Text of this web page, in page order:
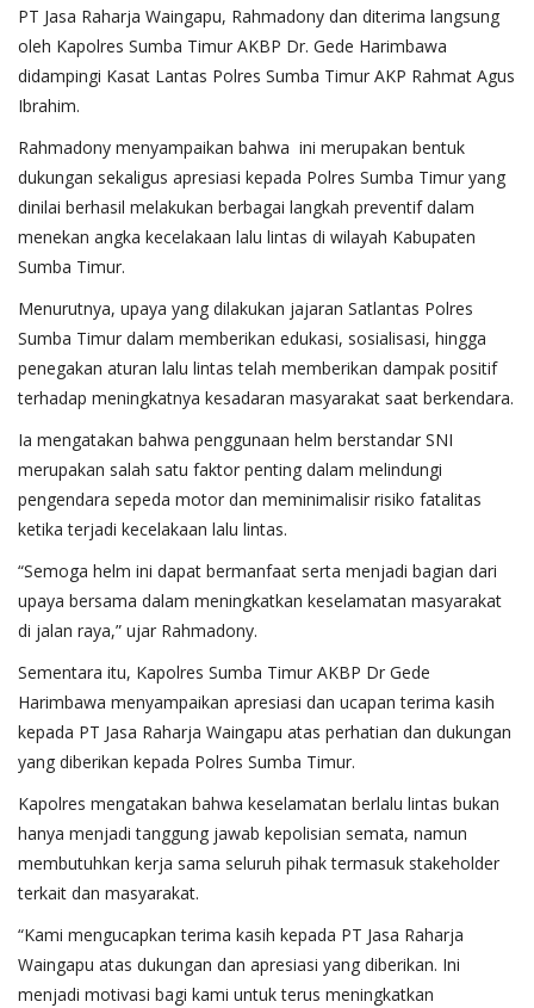
PT Jasa Raharja Waingapu, Rahmadony dan diterima langsung
oleh Kapolres Sumba Timur AKBP Dr. Gede Harimbawa
didampingi Kasat Lantas Polres Sumba Timur AKP Rahmat Agus
Ibrahim.
Rahmadony menyampaikan bahwa ini merupakan bentuk
dukungan sekaligus apresiasi kepada Polres Sumba Timur yang
dinilai berhasil melakukan berbagai langkah preventif dalam
menekan angka kecelakaan lalu lintas di wilayah Kabupaten
Sumba Timur.
Menurutnya, upaya yang dilakukan jajaran Satlantas Polres
Sumba Timur dalam memberikan edukasi, sosialisasi, hingga
penegakan aturan lalu lintas telah memberikan dampak positif
terhadap meningkatnya kesadaran masyarakat saat berkendara.
Ia mengatakan bahwa penggunaan helm berstandar SNI
merupakan salah satu faktor penting dalam melindungi
pengendara sepeda motor dan meminimalisir risiko fatalitas
ketika terjadi kecelakaan lalu lintas.
“Semoga helm ini dapat bermanfaat serta menjadi bagian dari
upaya bersama dalam meningkatkan keselamatan masyarakat
di jalan raya,” ujar Rahmadony.
Sementara itu, Kapolres Sumba Timur AKBP Dr Gede
Harimbawa menyampaikan apresiasi dan ucapan terima kasih
kepada PT Jasa Raharja Waingapu atas perhatian dan dukungan
yang diberikan kepada Polres Sumba Timur.
Kapolres mengatakan bahwa keselamatan berlalu lintas bukan
hanya menjadi tanggung jawab kepolisian semata, namun
membutuhkan kerja sama seluruh pihak termasuk stakeholder
terkait dan masyarakat.
“Kami mengucapkan terima kasih kepada PT Jasa Raharja
Waingapu atas dukungan dan apresiasi yang diberikan. Ini
menjadi motivasi bagi kami untuk terus meningkatkan